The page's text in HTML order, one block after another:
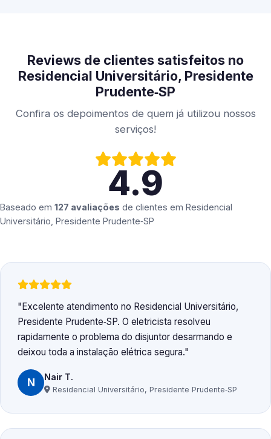
Reviews de clientes satisfeitos no
Residencial Universitário, Presidente
Prudente‑SP
Confira os depoimentos de quem já utilizou nossos
serviços!
4.9
Baseado em 127 avaliações de clientes em Residencial
Universitário, Presidente Prudente‑SP
Excelente atendimento no Residencial Universitário,
Presidente Prudente‑SP. O eletricista resolveu
rapidamente o problema do disjuntor desarmando e
deixou toda a instalação elétrica segura.
N Nair T.
Residencial Universitário, Presidente Prudente‑SP